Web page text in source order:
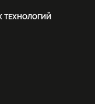
ТЕХНОЛОГИЙ